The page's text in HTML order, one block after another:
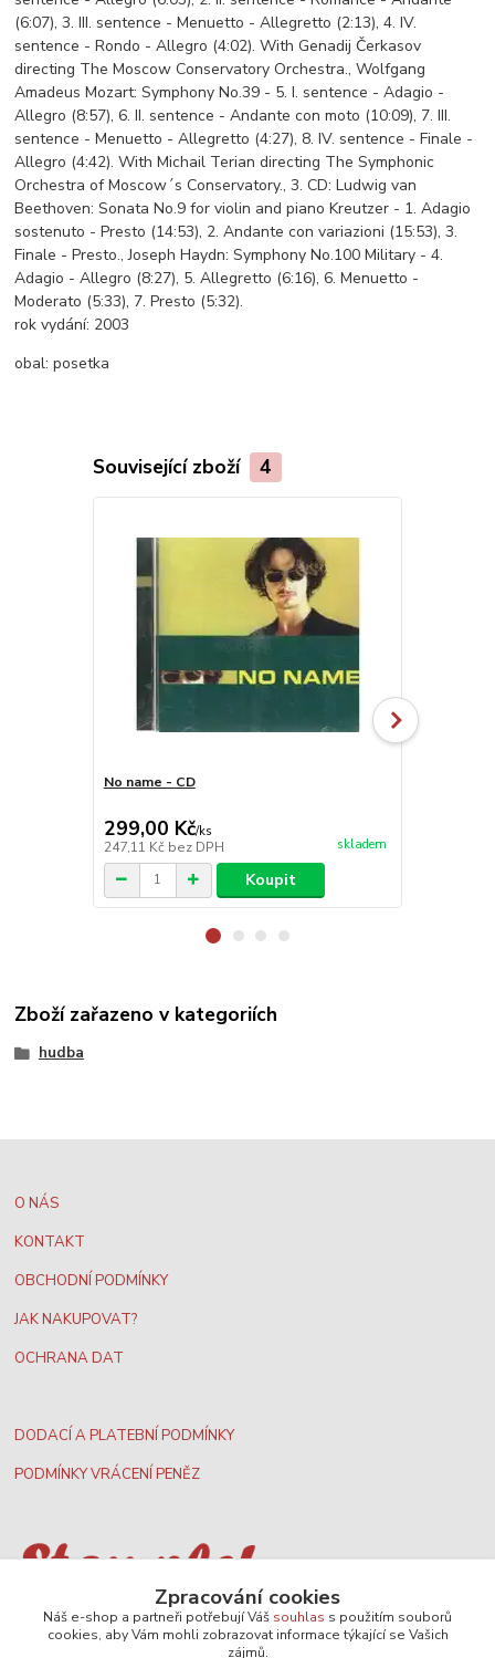
(6:07), 3. III. sentence - Menuetto - Allegretto (2:13), 4. IV.
sentence - Rondo - Allegro (4:02). With Genadij Čerkasov
directing The Moscow Conservatory Orchestra., Wolfgang
Amadeus Mozart: Symphony No.39 - 5. I. sentence - Adagio -
Allegro (8:57), 6. II. sentence - Andante con moto (10:09), 7. III.
sentence - Menuetto - Allegretto (4:27), 8. IV. sentence - Finale -
Allegro (4:42). With Michail Terian directing The Symphonic
Orchestra of Moscow´s Conservatory., 3. CD: Ludwig van
Beethoven: Sonata No.9 for violin and piano Kreutzer - 1. Adagio
sostenuto - Presto (14:53), 2. Andante con variazioni (15:53), 3.
Finale - Presto., Joseph Haydn: Symphony No.100 Military - 4.
Adagio - Allegro (8:27), 5. Allegretto (6:16), 6. Menuetto -
Moderato (5:33), 7. Presto (5:32).
rok vydání: 2003
obal: posetka
Související zboží 4
No name - CD
299,00 Kč/ks
247,11 Kč bez DPH skladem
Koupit
Zboží zařazeno v kategoriích
hudba
O NÁS
KONTAKT
OBCHODNÍ PODMÍNKY
JAK NAKUPOVAT?
OCHRANA DAT
DODACÍ A PLATEBNÍ PODMÍNKY
PODMÍNKY VRÁCENÍ PENĚZ
Nejširší velkoobchodní nabídka dvd filmů
Zpracování cookies
Náš e-shop a partneři potřebují Váš souhlas s použitím souborů
cookies, aby Vám mohli zobrazovat informace týkající se Vašich
zájmů.